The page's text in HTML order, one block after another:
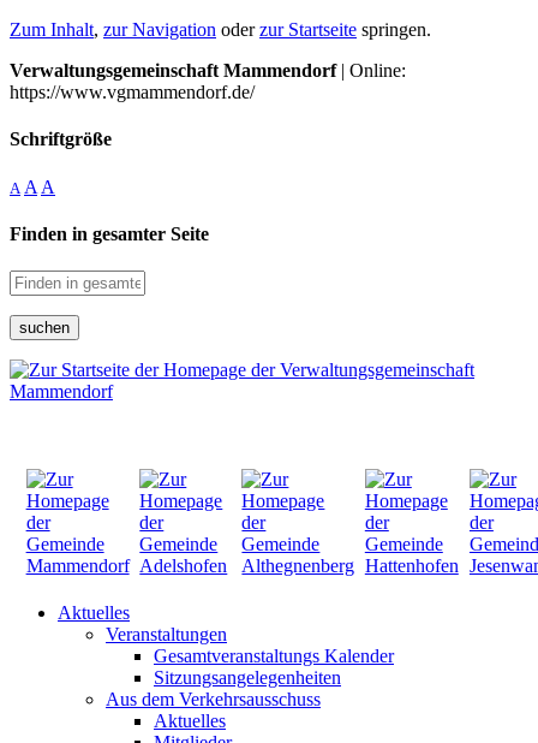
Zum Inhalt, zur Navigation oderzur Startseite springen.
Verwaltungsgemeinschaft Mammendorf| Online:
https://www.vgmammendorf.de/
Schriftgröße
A A A
Finden in gesamter Seite
suchen
Aktuelles
Veranstaltungen
Gesamtveranstaltungs Kalender
Sitzungsangelegenheiten
Aus dem Verkehrsausschuss
Aktuelles